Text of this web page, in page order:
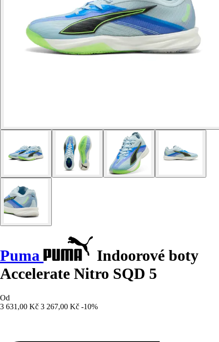
Puma
Indoorové boty
Accelerate Nitro SQD 5
Od
3 631,00 Kč 3 267,00 Kč -10%